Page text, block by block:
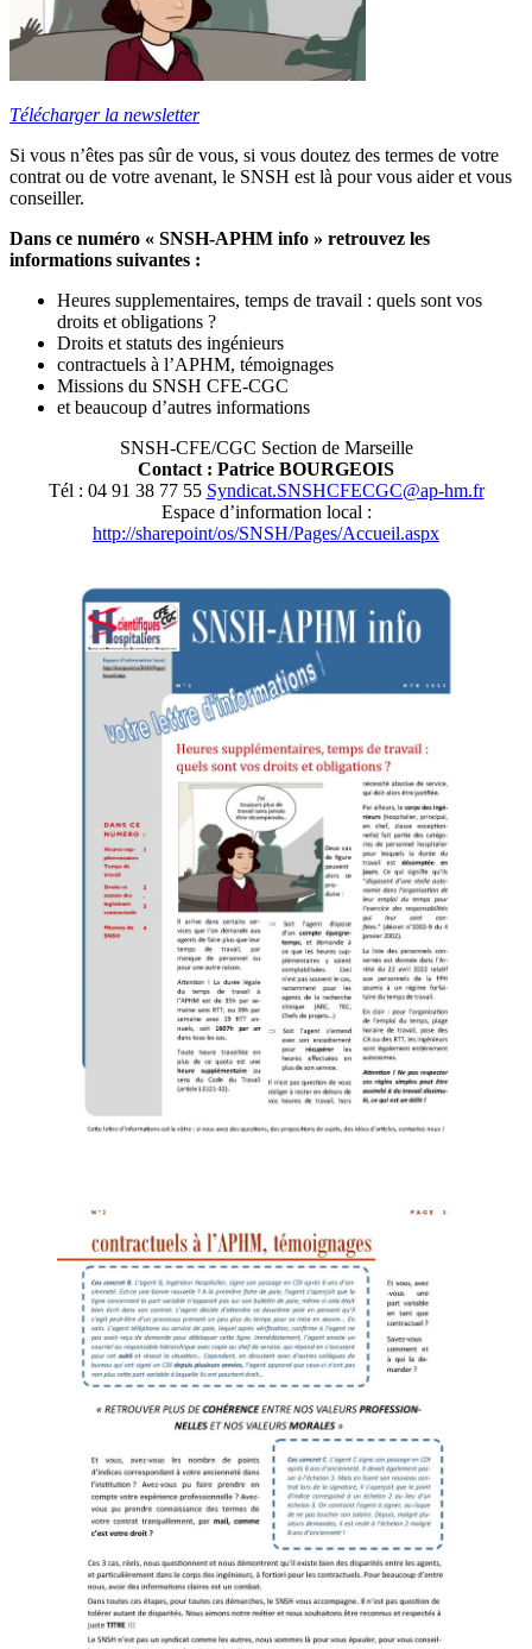
Télécharger la newsletter
Si vous n’êtes pas sûr de vous, si vous doutez des termes de votre
contrat ou de votre avenant, le SNSH est là pour vous aider et vous
conseiller.
Dans ce numéro « SNSH-APHM info » retrouvez les
informations suivantes :
Heures supplementaires, temps de travail : quels sont vos
droits et obligations ?
Droits et statuts des ingénieurs
contractuels à l’APHM, témoignages
Missions du SNSH CFE-CGC
et beaucoup d’autres informations
SNSH-CFE/CGC Section de Marseille
Contact : Patrice BOURGEOIS
Tél : 04 91 38 77 55 Syndicat.SNSHCFECGC@ap-hm.fr
Espace d’information local :
http://sharepoint/os/SNSH/Pages/Accueil.aspx